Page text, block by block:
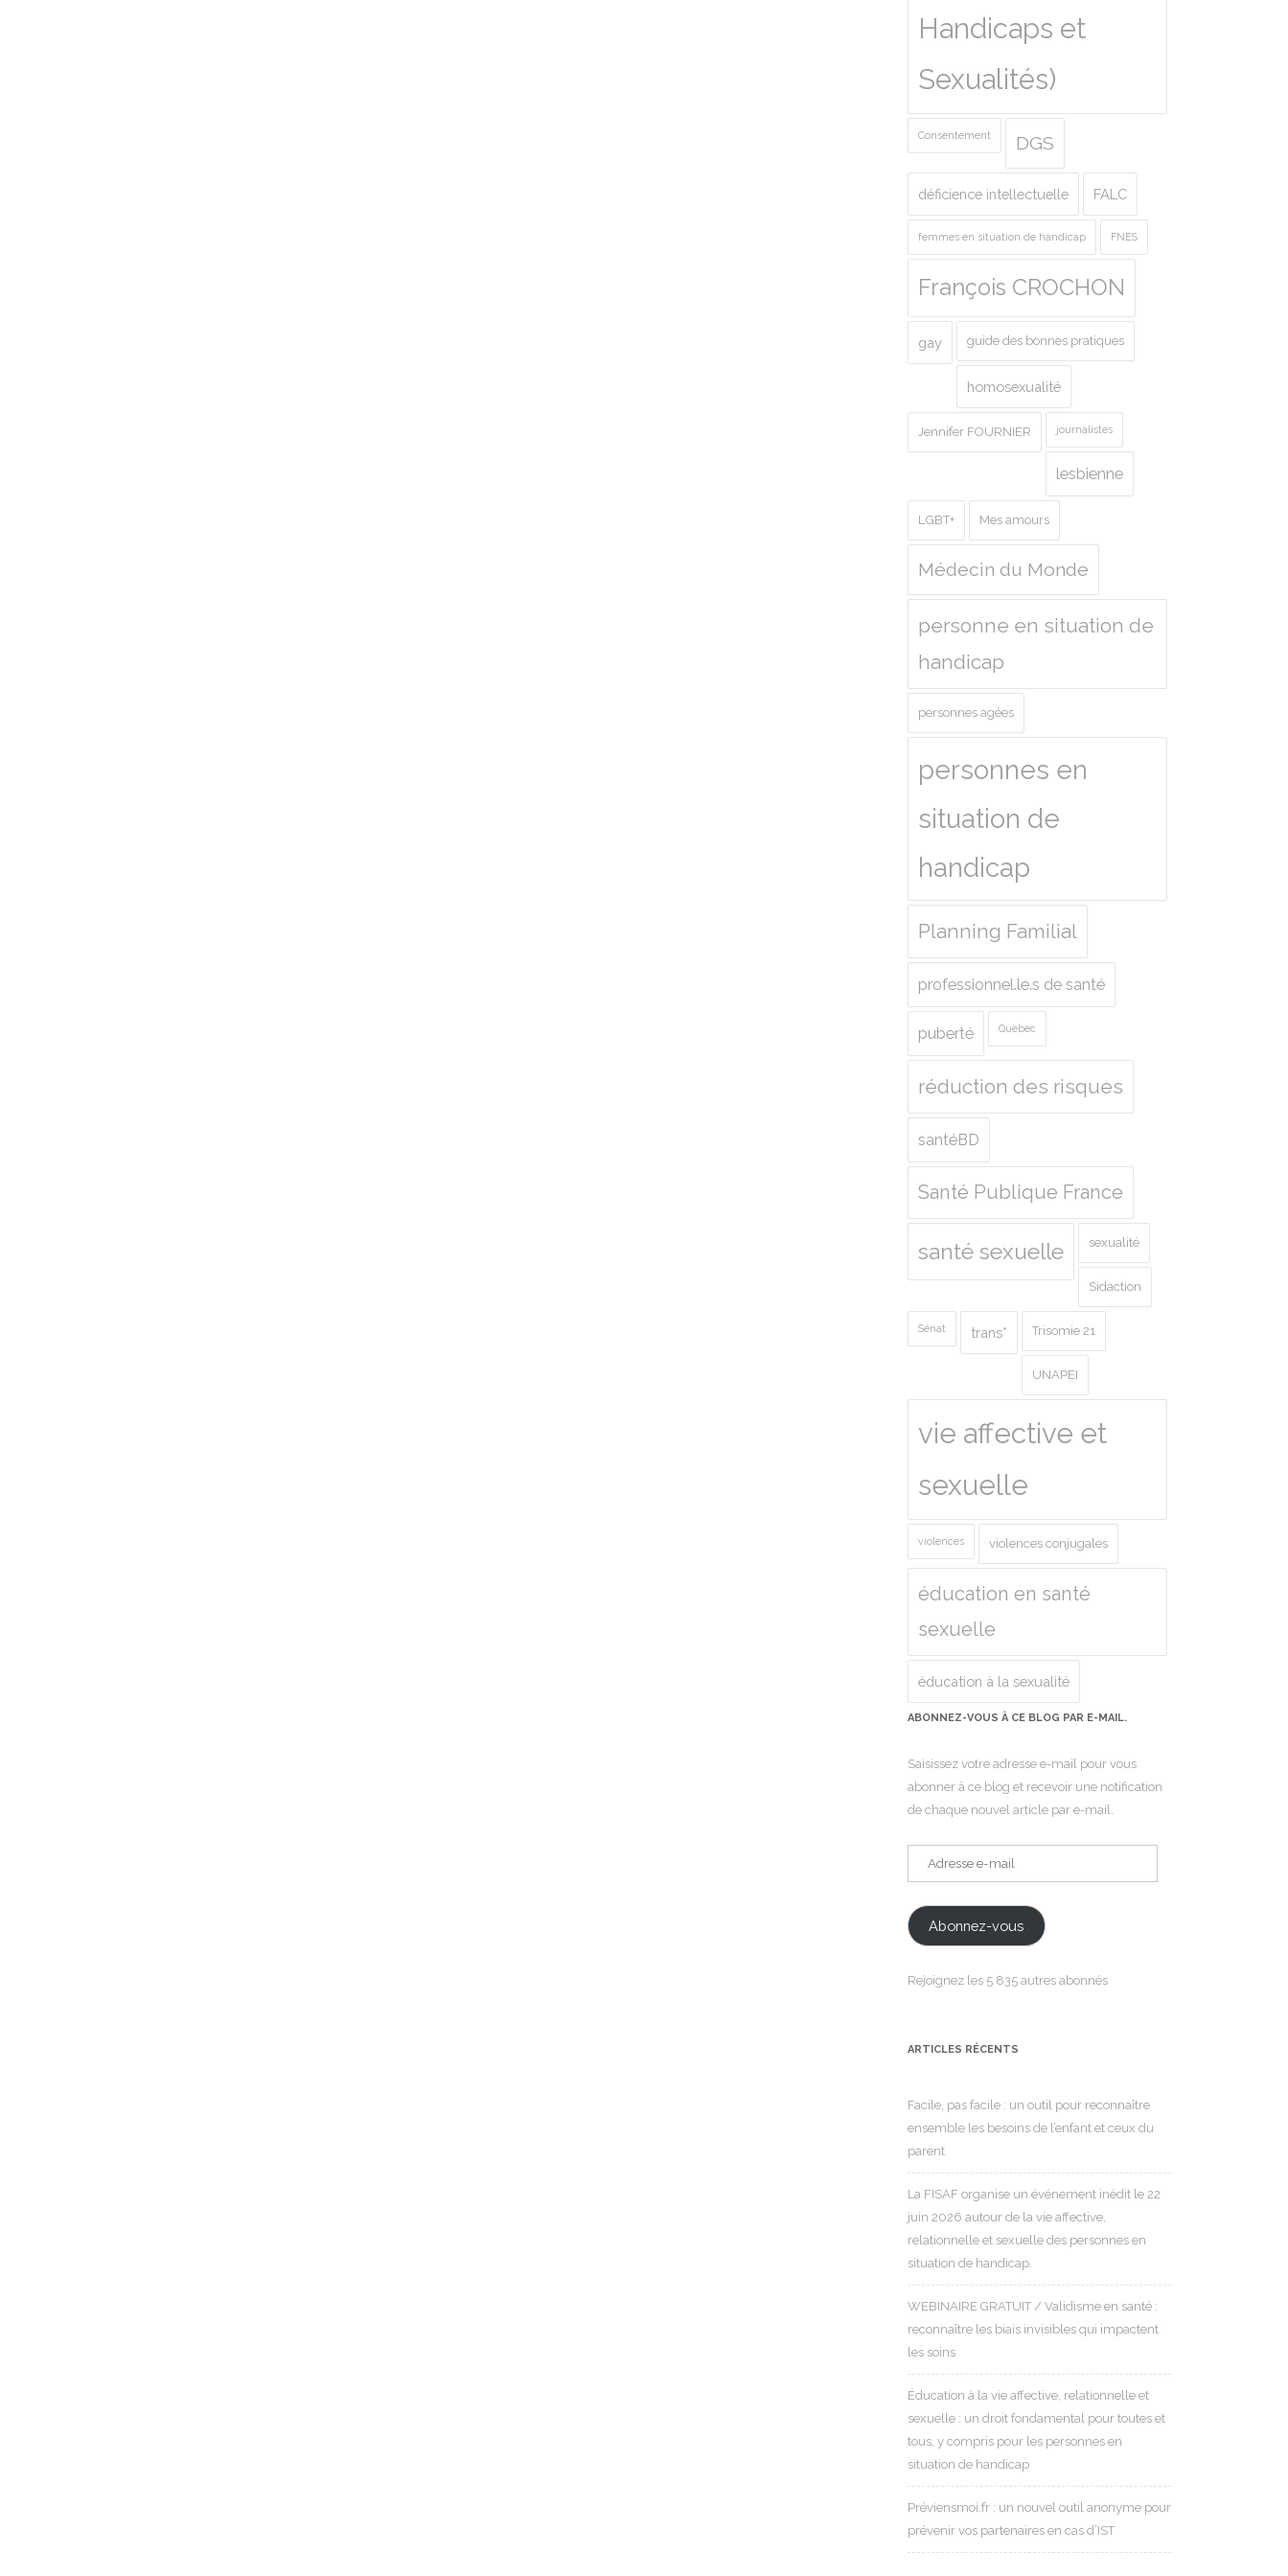
Handicaps et
Sexualités)
Consentement DGS
déficience intellectuelle FALC
femmes en situation de handicap FNES
François CROCHON
gay guide des bonnes pratiques
homosexualité
Jennifer FOURNIER journalistes
lesbienne
LGBT+ Mes amours
Médecin du Monde
personne en situation de
handicap
personnes agées
personnes en
situation de
handicap
Planning Familial
professionnel.le.s de santé
puberté Quebec
réduction des risques
santéBD
Santé Publique France
santé sexuelle sexualité
Sidaction
Sénat trans* Trisomie 21
UNAPEI
vie affective et
sexuelle
violences violences conjugales
éducation en santé
sexuelle
éducation à la sexualité
ABONNEZ-VOUS À CE BLOG PAR E-MAIL.
Saisissez votre adresse e-mail pour vous
abonner à ce blog et recevoir une notification
de chaque nouvel article par e-mail.
Adresse
e-
Abonnez-vous
Rejoignez les 5 835 autres abonnés
ARTICLES RÉCENTS
Facile, pas facile : un outil pour reconnaître
ensemble les besoins de l’enfant et ceux du
parent
La FISAF organise un événement inédit le 22
juin 2026 autour de la vie affective,
relationnelle et sexuelle des personnes en
situation de handicap.
WEBINAIRE GRATUIT / Validisme en santé :
reconnaître les biais invisibles qui impactent
les soins
Éducation à la vie affective, relationnelle et
sexuelle : un droit fondamental pour toutes et
tous, y compris pour les personnes en
situation de handicap
Préviensmoi.fr : un nouvel outil anonyme pour
prévenir vos partenaires en cas d’IST